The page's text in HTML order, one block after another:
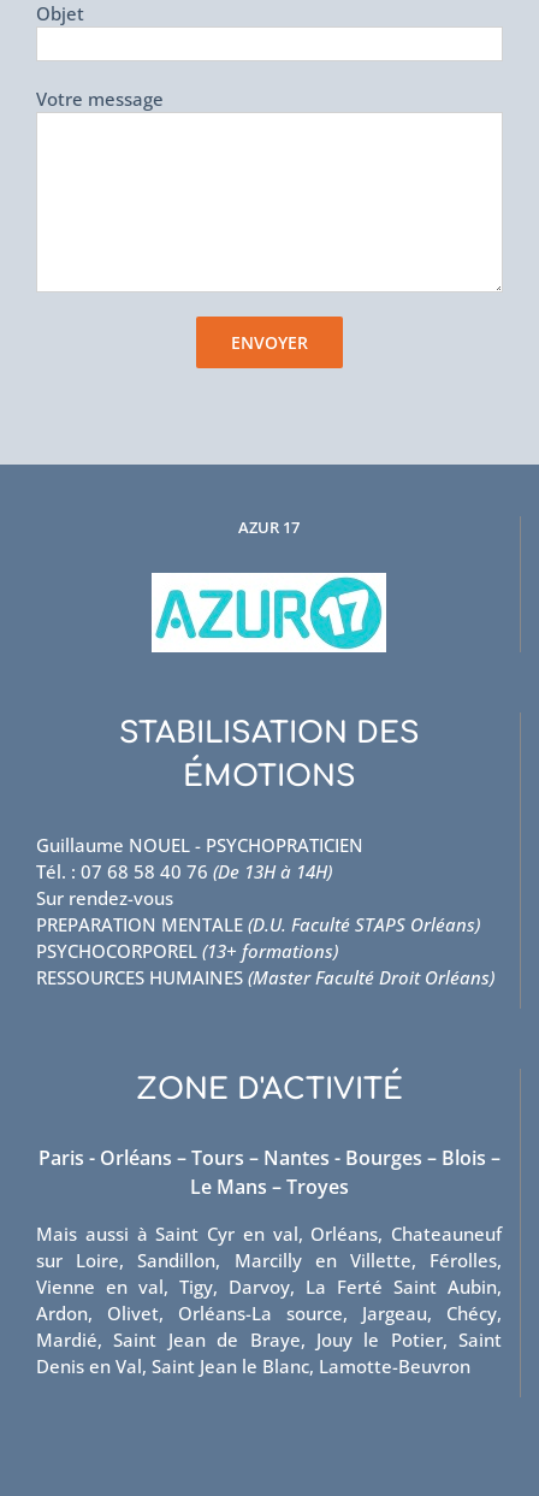
Objet
Votre message
AZUR 17
STABILISATION DES
ÉMOTIONS
Guillaume NOUEL - PSYCHOPRATICIEN
Tél. : 07 68 58 40 76 (De 13H à 14H)
Sur rendez-vous
PREPARATION MENTALE (D.U. Faculté STAPS Orléans)
PSYCHOCORPOREL (13+ formations)
RESSOURCES HUMAINES (Master Faculté Droit Orléans)
ZONE D'ACTIVITÉ
Paris - Orléans – Tours – Nantes - Bourges – Blois –
Le Mans – Troyes
Mais aussi à Saint Cyr en val, Orléans, Chateauneuf
sur Loire, Sandillon, Marcilly en Villette, Férolles,
Vienne en val, Tigy, Darvoy, La Ferté Saint Aubin,
Ardon, Olivet, Orléans-La source, Jargeau, Chécy,
Mardié, Saint Jean de Braye, Jouy le Potier, Saint
Denis en Val, Saint Jean le Blanc, Lamotte-Beuvron